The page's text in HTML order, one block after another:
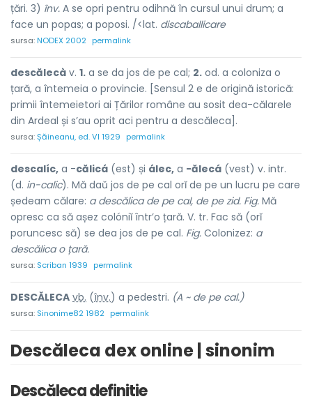
țări. 3) înv. A se opri pentru odihnă în cursul unui drum; a
face un popas; a poposi. /<lat. discaballicare
sursa:NODEX 2002 permalink
descălecà v. 1. a se da jos de pe cal; 2. od. a coloniza o
țară, a întemeia o provincie. [Sensul 2 e de origină istorică:
primii întemeietori ai Țărilor române au sosit dea-călarele
din Ardeal și s’au oprit aci pentru a descăleca].
sursa:Șăineanu, ed. VI 1929 permalink
descalíc, a -călicá (est) și álec, a -ălecá (vest) v. intr.
(d. in-calic). Mă daŭ jos de pe cal orĭ de pe un lucru pe care
ședeam călare: a descălica de pe cal, de pe zid. Fig. Mă
opresc ca să așez colóniĭ într’o țară. V. tr. Fac să (orĭ
poruncesc să) se dea jos de pe cal. Fig. Colonizez: a
descălica o țară.
sursa: Scriban 1939 permalink
DESCĂLECA vb. (înv.) a pedestri. (A ~ de pe cal.)
sursa: Sinonime82 1982 permalink
Descăleca dex online | sinonim
Descăleca definitie